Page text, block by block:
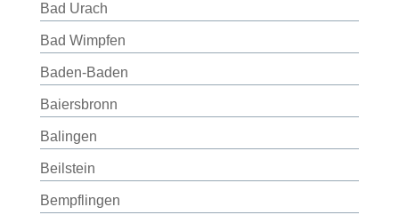
Bad Urach
Bad Wimpfen
Baden-Baden
Baiersbronn
Balingen
Beilstein
Bempflingen